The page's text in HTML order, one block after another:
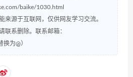
baike/1030.html
来源于互联网，仅供网友学习交流。
联系删除。联系邮箱：
为@）